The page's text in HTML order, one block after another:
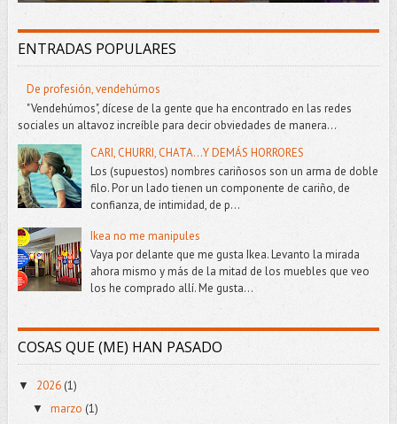
ENTRADAS POPULARES
De profesión, vendehúmos
"Vendehúmos", dícese de la gente que ha encontrado en las redes
sociales un altavoz increíble para decir obviedades de manera...
CARI, CHURRI, CHATA...Y DEMÁS HORRORES
Los (supuestos) nombres cariñosos son un arma de doble
filo. Por un lado tienen un componente de cariño, de
confianza, de intimidad, de p...
Ikea no me manipules
Vaya por delante que me gusta Ikea. Levanto la mirada
ahora mismo y más de la mitad de los muebles que veo
los he comprado allí. Me gusta...
COSAS QUE (ME) HAN PASADO
▼ 2026 (1)
▼ marzo (1)